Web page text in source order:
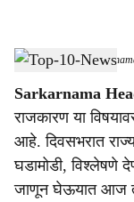
a
r
e
Top-10-News-
Sarkarnama
राजकारण या
आहे. दिवसभरात
घडामोडी, विश्लेषणे
जाणून घेऊयात आज